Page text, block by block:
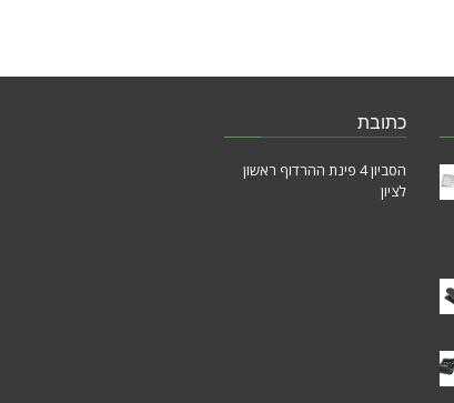
כתובת
הסביון 4 פינת ההרדוף ראשון
לציון